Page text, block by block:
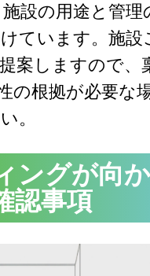
設の用途と管
ています。施設
案しますので、
の根拠が必要な
。
ングが向
認事項